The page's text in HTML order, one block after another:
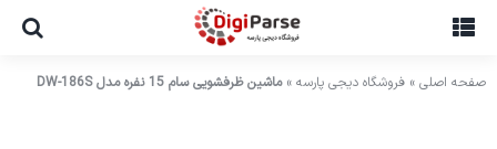
صفحه اصلی » فروشگاه دیجی پارسه »ماشین ظرفشویی سام 15 نفره مدل DW-186S